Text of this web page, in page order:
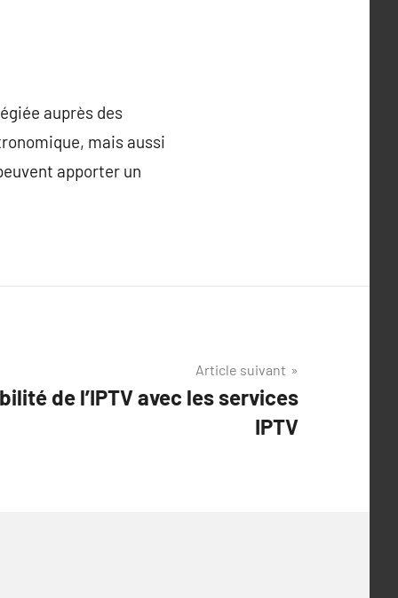
auprès des
mais aussi
apporter un
Article suivant
de l’IPTV avec les services
IPTV